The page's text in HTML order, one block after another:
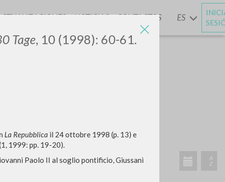
Tage, 10 (1998): 60-61.
La Repubblica il 24 ottobre 1998 (p. 13) e
1999: pp. 19-20).
Paolo II al soglio pontificio, Giussani
YNOTICIAS CONTACTOS ES